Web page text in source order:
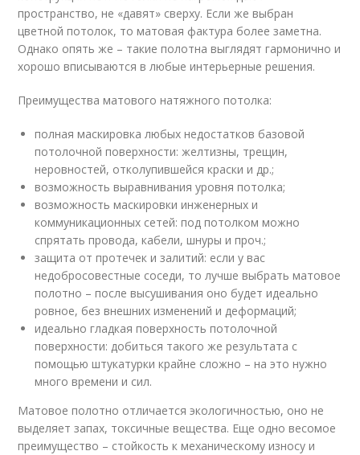
пространство, не «давят» сверху. Если же выбран
цветной потолок, то матовая фактура более заметна.
Однако опять же – такие полотна выглядят гармонично и
хорошо вписываются в любые интерьерные решения.
Преимущества матового натяжного потолка:
полная маскировка любых недостатков базовой
потолочной поверхности: желтизны, трещин,
неровностей, отколупившейся краски и др.;
возможность выравнивания уровня потолка;
возможность маскировки инженерных и
коммуникационных сетей: под потолком можно
спрятать провода, кабели, шнуры и проч.;
защита от протечек и залитий: если у вас
недобросовестные соседи, то лучше выбрать матовое
полотно – после высушивания оно будет идеально
ровное, без внешних изменений и деформаций;
идеально гладкая поверхность потолочной
поверхности: добиться такого же результата с
помощью штукатурки крайне сложно – на это нужно
много времени и сил.
Матовое полотно отличается экологичностью, оно не
выделяет запах, токсичные вещества. Еще одно весомое
преимущество – стойкость к механическому износу и